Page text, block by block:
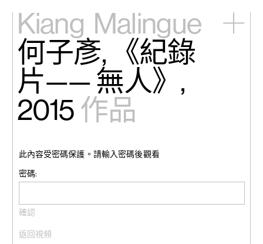
Kiang Malingue
主頁
展覽
新訊
關於我們
English
返回視頻
此內容受密碼保護。請輸入密碼後觀看
密碼:
何子彥, 《紀錄
片—— 無人》,
2015 作品